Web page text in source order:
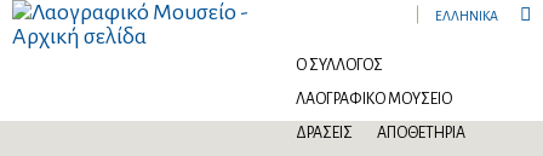
ΕΛΛΗΝΙΚΆ
Ο ΣΎΛΛΟΓΟΣ
ΛΑΟΓΡΑΦΙΚΌ ΜΟΥΣΕΊΟ
ΔΡΆΣΕΙΣ
ΑΠΟΘΕΤΉΡΙΑ
Αρχεία από την κατηγορία: Εκθέσεις